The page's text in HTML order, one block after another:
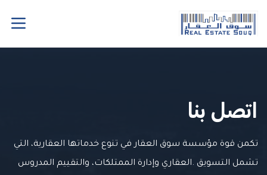
اتصل بنا
تكمن قوة مؤسسة سوق العقار في تنوع خدماتها العقارية، التي
تشمل التسويق .العقاري وإدارة الممتلكات، والتقييم المدروس